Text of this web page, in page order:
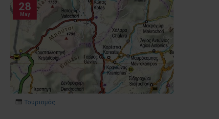
28
May
Τουρισμός